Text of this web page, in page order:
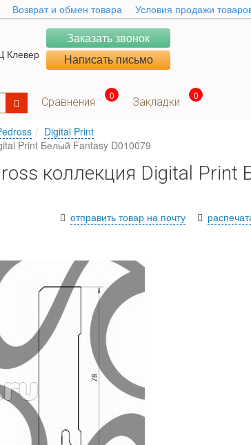
Возврат и обмен товара Условия продажи
Клевер
Заказать звонок
Написать письмо
Сравнения
0
Закладки
0
Digital Print
Print Белый Fantasy D010079
коллекция Digital Print
отправить товар на почту